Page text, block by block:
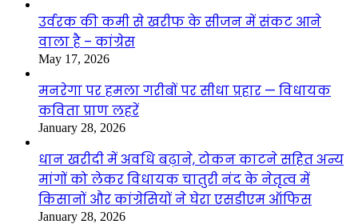
उर्वरक की कमी से खरीफ के सीजन में संकट आने
वाला है – कांग्रेस
May 17, 2026
मनरेगा पर हमला गरीबों पर सीधा प्रहार — विधायक
कविता प्राण लहरें
January 28, 2026
धान खरीदी में अवधि बढ़ाने, टोकन काटने सहित अन्य
मांगों को लेकर विधायक चातुरी नंद के नेतृत्व में
किसानों और कांग्रेसियों ने घेरा एसडीएम ऑफिस
January 28, 2026